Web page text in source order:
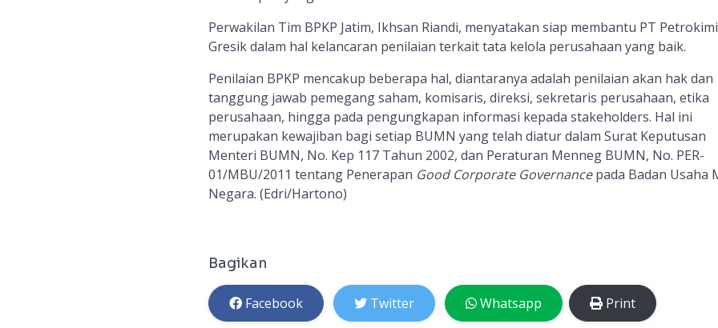
Perwakilan Tim BPKP Jatim, Ikhsan Riandi, menyatakan siap membantu PT
Gresik dalam hal kelancaran penilaian terkait tata kelola perusahaan yang baik.
Penilaian BPKP mencakup beberapa hal, diantaranya adalah penilaian akan hak dan
tanggung jawab pemegang saham, komisaris, direksi, sekretaris perusahaan, etika
perusahaan, hingga pada pengungkapan informasi kepada stakeholders. Hal ini
merupakan kewajiban bagi setiap BUMN yang telah diatur dalam Surat Keputusan
Menteri BUMN, No. Kep 117 Tahun 2002, dan Peraturan Menneg BUMN, No. PER-
01/MBU/2011 tentang Penerapan Good Corporate Governancepada Badan Usaha
Negara. (Edri/Hartono)
Bagikan
Facebook Twitter Whatsapp Print